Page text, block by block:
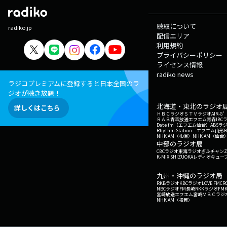
radiko.jp
ラジコプレミアムに登録すると日本全国のラ
ジオが聴き放題！
詳しくはこちら
聴取について
配信エリア
利用規約
プライバシーポリシー
ライセンス情報
radiko news
北海道・東北のラジオ
ＨＢＣラジオＳＴＶラジオAIR-G'
ＲＡＢ青森放送エフエム青森IBC
Date fm（エフエム仙台） ABSラ
Rhythm Station エフエム山形
NHK AM（札幌） NHK AM（仙台
中部のラジオ局
CBCラジオ東海ラジオぎふチャン
K-MIX SHIZUOKAレディオキュー
九州・沖縄のラジオ局
RKBラジオKBCラジオLOVE FM
NBCラジオFM長崎RKKラジオ
宮崎放送エフエム宮崎ＭＢＣラジ
NHK AM（福岡）